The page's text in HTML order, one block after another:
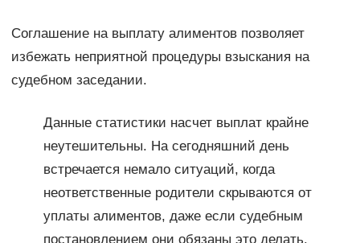
Соглашение на выплату алиментов позволяет
избежать неприятной процедуры взыскания на
судебном заседании.
Данные статистики насчет выплат крайне
неутешительны. На сегодняшний день
встречается немало ситуаций, когда
неответственные родители скрываются от
уплаты алиментов, даже если судебным
постановлением они обязаны это делать.